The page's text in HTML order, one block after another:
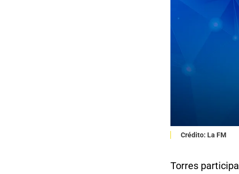
Crédito: La FM
Torres participa